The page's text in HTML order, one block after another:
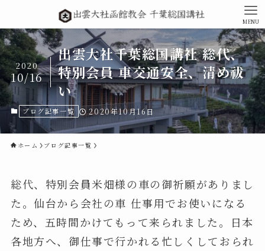
MENU
出雲大社千葉総国講社 総代、
特別会員 車交通安全、清め祓
い
2020
10/16
ブログ記事一覧 2020年10月16日
ホーム ブログ記事一覧
総代、特別会員米畑様の車の御祈願がありまし
た。仙台から会社の車 仕事用でお使いになる
ため、五時間かけてもって来られました。日本
各地方へ、御仕事で行かれる忙しくしておられ